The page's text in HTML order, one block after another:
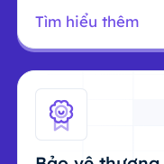
Tìm hiểu thêm